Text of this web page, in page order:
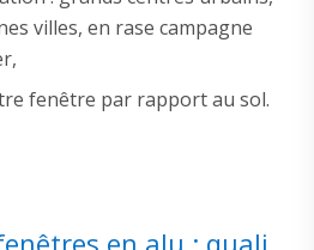
villes, en rase campagne
fenêtre par rapport au sol.
en alu : quali